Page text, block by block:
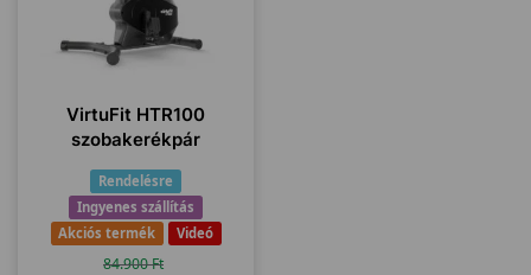
VirtuFit HTR100
szobakerékpár
Rendelésre
Ingyenes szállítás
Akciós termék
Videó
84.900Ft